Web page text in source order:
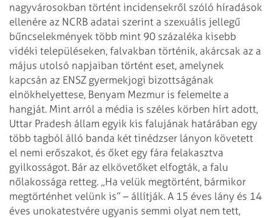
nagyvárosokban történt incidensekről szóló híradások
ellenére az NCRB adatai szerint a szexuális jellegű
bűncselekmények több mint 90 százaléka kisebb
vidéki településeken, falvakban történik, akárcsak az a
május utolsó napjaiban történt eset, amelynek
kapcsán az ENSZ gyermekjogi bizottságának
elnökhelyettese, Benyam Mezmur is felemelte a
hangját. Mint arról a média is széles körben hírt adott,
Uttar Pradesh állam egyik kis falujának határában egy
több tagból álló banda két tinédzser lányon követett
el nemi erőszakot, és őket egy fára felakasztva
gyilkosságot. Bár az elkövetőket elfogták, a falu
nőlakossága retteg. „Ha velük megtörtént, bármikor
megtörténhet velünk is” – állítják. A 15 éves lány és 14
éves unokatestvére ugyanis semmi olyat nem tett,